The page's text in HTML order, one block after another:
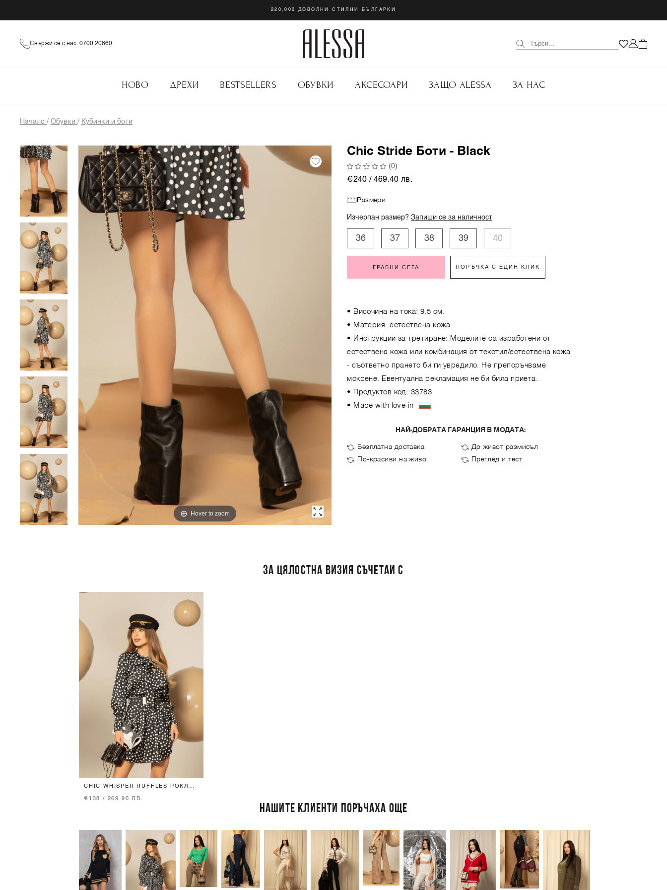
220,000 ДОВОЛНИ СТИЛНИ БЪЛГАРКИ
Свържи се с нас: 0700 20660
НОВО ДРЕХИ BESTSELLERS ОБУВКИ АКСЕСОАРИ ЗАЩО ALESSA ЗА НАС
Начало / Обувки / Кубинки и боти
Hover to zoom
Chic Stride Боти - Black
(0)
€240 / 469.40 лв.
Размери
Изчерпан размер?Запиши се за наличност
36 37 38 39 40
ГРАБНИ СЕГА ПОРЪЧКА С ЕДИН КЛИК
• Височина на тока: 9,5 см.
• Материя: естествена кожа
• Инструкции за третиране: Моделите са изработени от
естествена кожа или комбинация от текстил/естествена кожа
- съответно прането би ги увредило. Не препоръчваме
мокрене. Евентуална рекламация не би била приета.
• Продуктов код: 33783
• Made with love in
НАЙ-ДОБРАТА ГАРАНЦИЯ В МОДАТА:
Безплатна доставка
До живот размисъл
По-красиви на живо
Преглед и тест
ЗА ЦЯЛОСТНА ВИЗИЯ СЪЧЕТАЙ С
CHIC WHISPER RUFFLES РОКЛЯ
€138 / 269.90 ЛВ.
НАШИТЕ КЛИЕНТИ ПОРЪЧАХА ОЩЕ